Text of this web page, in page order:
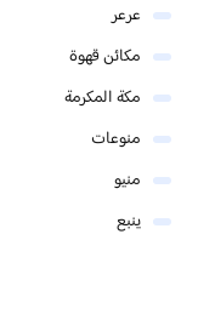
عرعر
مكائن قهوة
مكة المكرمة
منوعات
منيو
ينبع